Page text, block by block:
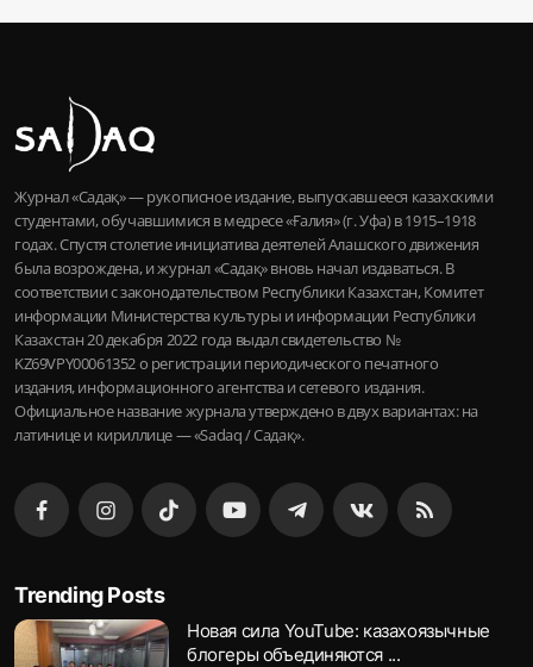
Журнал «Садақ» — рукописное издание, выпускавшееся казахскими
студентами, обучавшимися в медресе «Ғалия» (г. Уфа) в 1915–1918
годах. Спустя столетие инициатива деятелей Алашского движения
была возрождена, и журнал «Садақ» вновь начал издаваться. В
соответствии с законодательством Республики Казахстан, Комитет
информации Министерства культуры и информации Республики
Казахстан 20 декабря 2022 года выдал свидетельство №
KZ69VPY00061352 о регистрации периодического печатного
издания, информационного агентства и сетевого издания.
Официальное название журнала утверждено в двух вариантах: на
латинице и кириллице — «Sadaq / Садақ».
Trending Posts
Новая сила YouTube: казахоязычные
блогеры объединяются ...